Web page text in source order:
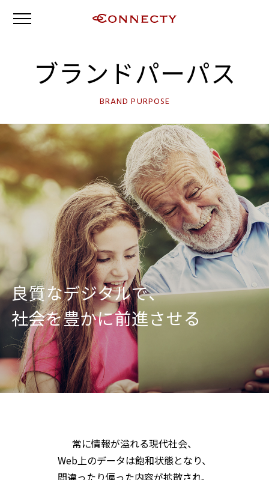
ブランドパーパス
BRAND PURPOSE
良質なデジタルで、
社会を豊かに前進させる
常に情報が溢れる現代社会、
Web上のデータは飽和状態となり、
間違ったり偏った内容が拡散され、